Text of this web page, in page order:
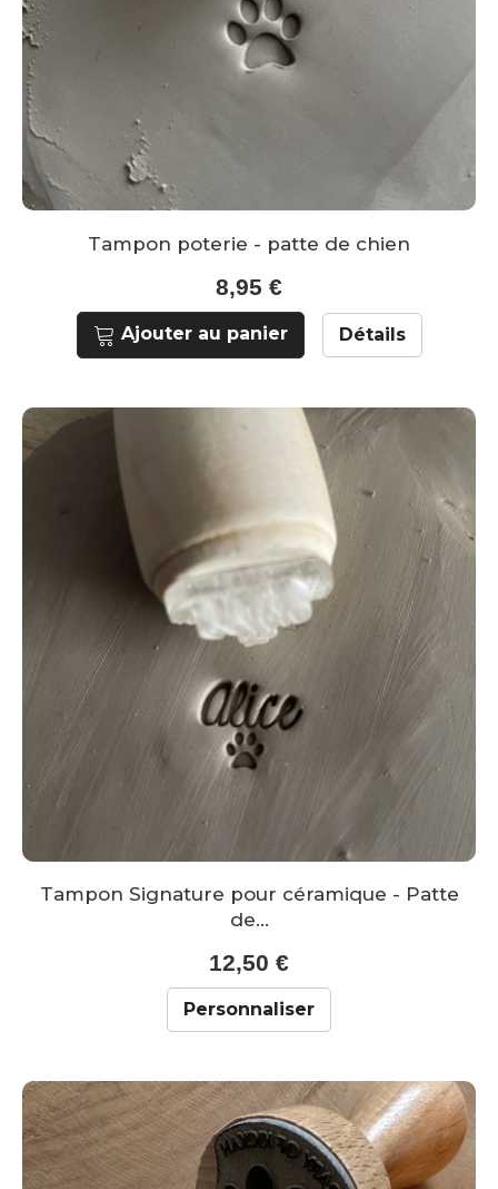
Tampon poterie - patte de chien
8,95 €
Ajouter au panier Détails
Tampon Signature pour céramique - Patte
de...
12,50 €
Personnaliser